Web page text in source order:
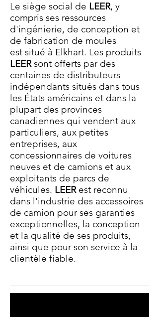
Le siège social de LEER, y
compris ses ressources
d'ingénierie, de conception et
de fabrication de moules
est situé à Elkhart. Les produits
LEERsont offerts par des
centaines de distributeurs
indépendants situés dans tous
les États américains et dans la
plupart des provinces
canadiennes qui vendent aux
particuliers, aux petites
entreprises, aux
concessionnaires de voitures
neuves et de camions et aux
exploitants de parcs de
véhicules. LEERest reconnu
dans l'industrie des accessoires
de camion pour ses garanties
exceptionnelles, la conception
et la qualité de ses produits,
ainsi que pour son service à la
clientèle fiable.